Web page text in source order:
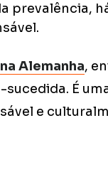
prevalência,
Alemanha,
É
e